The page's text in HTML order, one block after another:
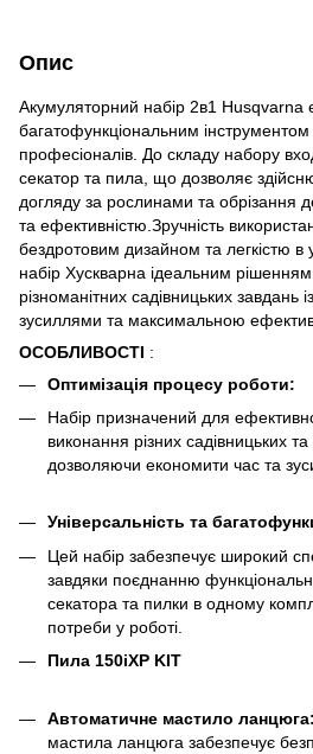
Опис
Акумуляторний набір 2в1 Husqvarna
багатофункціональним інструментом
професіоналів. До складу набору
секатор та пила, що дозволяє
догляду за рослинами та обрізання
та ефективністю.Зручність
бездротовим дизайном та легкістю в
набір Хускварна ідеальним
різноманітних садівницьких завдань
зусиллями та максимальною
ОСОБЛИВОСТІ :
Оптимізація процесу роботи:
Набір призначений для
виконання різних садівницьких та
дозволяючи економити час та
Універсальність та
Цей набір забезпечує широкий
завдяки поєднанню
секатора та пилки в одному
потреби у роботі.
Пила 150iXP KIT
Автоматичне мастило ланцюга:
мастила ланцюга забезпечує